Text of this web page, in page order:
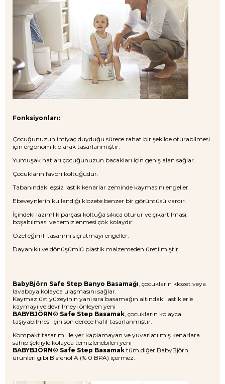
Fonksiyonları:
Çocuğunuzun ihtiyaç duyduğu sürece rahat bir şekilde oturabilmesi
için ergonomik olarak tasarlanmıştır.
Yumuşak hatları çocuğunuzun bacakları için geniş alan sağlar.
Çocukların favori koltuğudur.
Tabanındaki eşsiz lastik kenarlar zeminde kaymasını engeller.
Ebeveynlerin kullandığı klozete benzer bir görüntüsü vardır.
İçindeki lazımlık parçası koltuğa sıkıca oturur ve çıkartılması,
boşaltılması ve temizlenmesi çok kolaydır.
Özel eğimli tasarımı sıçratmayı engeller.
Dayanıklı ve dönüşümlü plastik malzemeden üretilmiştir.
BabyBjörn Safe Step Banyo Basamağı, çocukların klozet veya
lavaboya kolayca ulaşmasını sağlar.
Kaymaz üst yüzeyinin yanı sıra basamağın altındaki lastiklerle
kaymayı ve devrilmeyi önleyen yeni
BABYBJÖRN® Safe Step Basamak, çocukların kolayca
taşıyabilmesi için son derece hafif tasarlanmıştır.
Kompakt tasarımı ile yer kaplamayan ve yuvarlatılmış kenarlara
sahip şekliyle kolayca temizlenebilen yeni
BABYBJÖRN® Safe Step Basamak tüm diğer BabyBjörn
ürünleri gibi Bisfenol A (% 0 BPA) içermez.